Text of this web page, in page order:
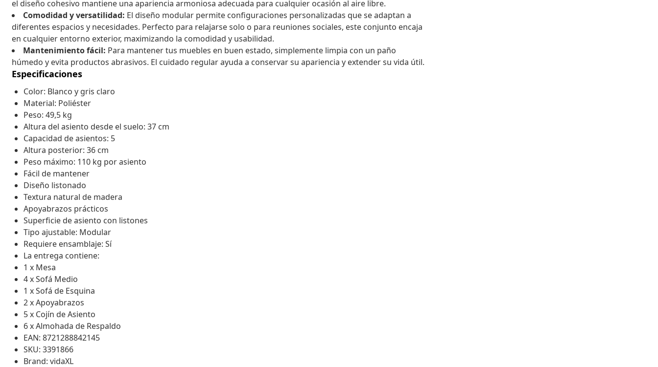
el diseño cohesivo mantiene una apariencia armoniosa adecuada para cualquier ocasión al aire libre.
Comodidad y versatilidad: El diseño modular permite configuraciones personalizadas que se adaptan a
diferentes espacios y necesidades. Perfecto para relajarse solo o para reuniones sociales, este conjunto encaja
en cualquier entorno exterior, maximizando la comodidad y usabilidad.
Mantenimiento fácil: Para mantener tus muebles en buen estado, simplemente limpia con un paño
húmedo y evita productos abrasivos. El cuidado regular ayuda a conservar su apariencia y extender su vida útil.
Especificaciones
Color: Blanco y gris claro
Material: Poliéster
Peso: 49,5 kg
Altura del asiento desde el suelo: 37 cm
Capacidad de asientos: 5
Altura posterior: 36 cm
Peso máximo: 110 kg por asiento
Fácil de mantener
Diseño listonado
Textura natural de madera
Apoyabrazos prácticos
Superficie de asiento con listones
Tipo ajustable: Modular
Requiere ensamblaje: Sí
La entrega contiene:
1 x Mesa
4 x Sofá Medio
1 x Sofá de Esquina
2 x Apoyabrazos
5 x Cojín de Asiento
6 x Almohada de Respaldo
EAN: 8721288842145
SKU: 3391866
Brand: vidaXL